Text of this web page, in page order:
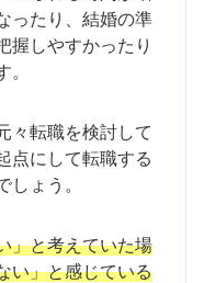
ったり、結婚の準
握しやすかったり
々転職を検討して
点にして転職する
ょう。
」と考えていた場
い」と感じている